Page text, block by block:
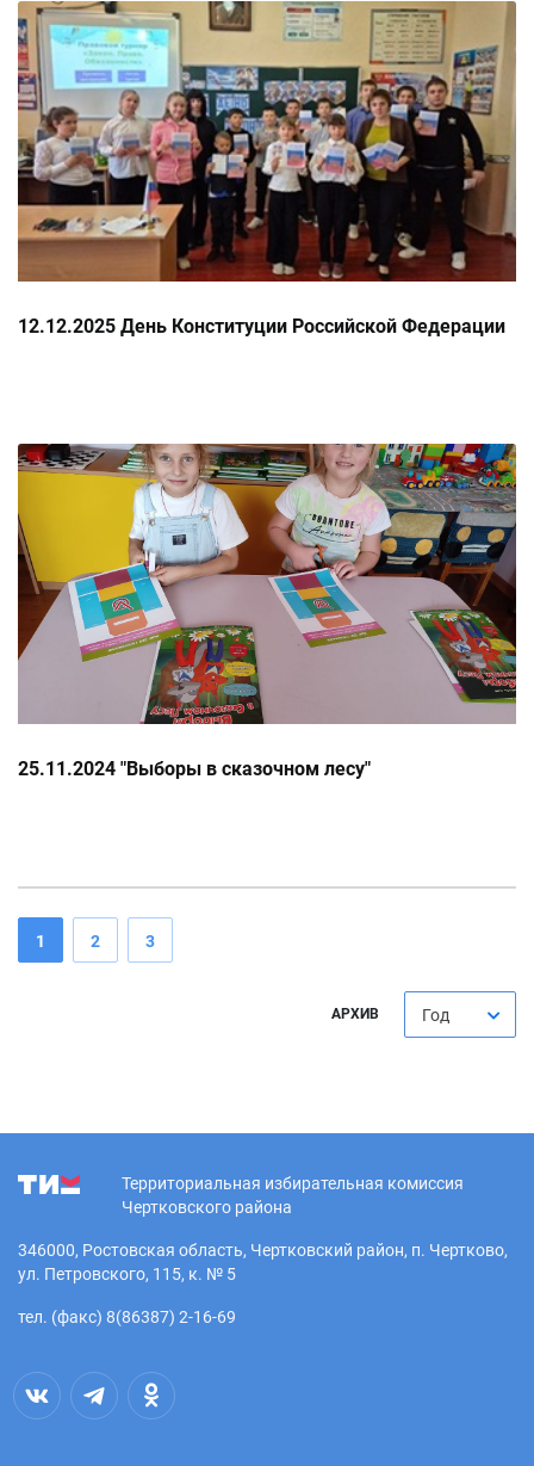
12.12.2025 День Конституции Российской Федерации
25.11.2024 "Выборы в сказочном лесу"
1 2 3
АРХИВ Год
Территориальная избирательная комиссия
Чертковского района
346000, Ростовская область, Чертковский район, п. Чертково,
ул. Петровского, 115, к. № 5
тел. (факс) 8(86387) 2-16-69